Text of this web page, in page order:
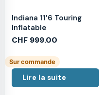
Indiana 11’6 Touring
Inflatable
CHF 999.00
Sur commande
Lire la suite